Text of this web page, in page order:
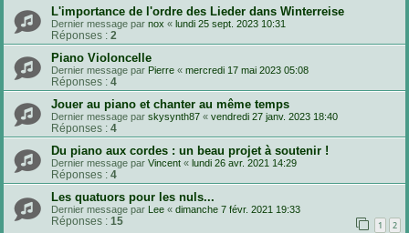
L'importance de l'ordre des Lieder dans Winterreise
Dernier message par nox « lundi 25 sept. 2023 10:31
Réponses : 2
Piano Violoncelle
Dernier message par Pierre « mercredi 17 mai 2023 05:08
Réponses : 4
Jouer au piano et chanter au même temps
Dernier message par skysynth87 « vendredi 27 janv. 2023 18:40
Réponses : 4
Du piano aux cordes : un beau projet à soutenir !
Dernier message par Vincent « lundi 26 avr. 2021 14:29
Réponses : 4
Les quatuors pour les nuls...
Dernier message par Lee « dimanche 7 févr. 2021 19:33
Réponses : 15 1 2